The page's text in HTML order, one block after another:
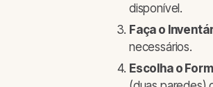
disponível.
Faça o
necessários.
Escolha o